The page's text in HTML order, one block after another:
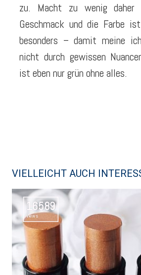
zu. Macht zu wenig daher
Geschmack und die Farbe
besonders – damit meine
nicht durch gewissen
ist eben nur grün ohne alles.
VIELLEICHT AUCH
16589
Views